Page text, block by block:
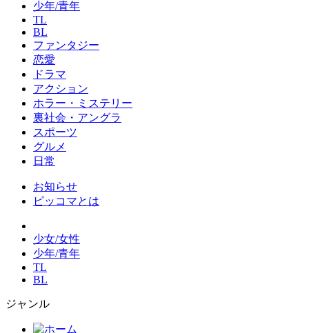
少年/青年
TL
BL
ファンタジー
恋愛
ドラマ
アクション
ホラー・ミステリー
裏社会・アングラ
スポーツ
グルメ
日常
お知らせ
ピッコマとは
少女/女性
少年/青年
TL
BL
ジャンル